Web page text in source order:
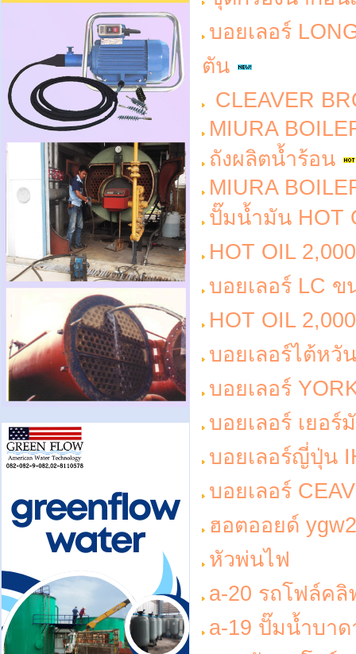
บอยเลอร์
ตัน
CLEAVER
MIURA
ถังผลิตน้ำร้อน
MIURA
ปั๊มน้ำมัน HOT
HOT OIL
บอยเลอร์ LC
HOT OIL
บอยเลอร์ไต้ห
บอยเลอร์
บอยเลอร์ เยอร์
บอยเลอร์ญี่ปุ่น
บอยเลอร์
ฮอตออยด์
หัวพ่นไฟ
a-20 รถโฟล์ค
a-19 ปั๊มน้ำบาด